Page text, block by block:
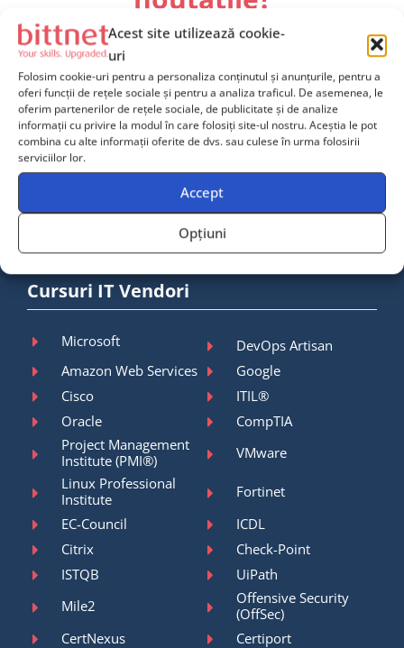
Acest site utilizează cookie-
uri
Folosim cookie-uri pentru a personaliza conținutul și anunțurile, pentru a
oferi funcții de rețele sociale și pentru a analiza traficul. De asemenea, le
oferim partenerilor de rețele sociale, de publicitate și de analize
informații cu privire la modul în care folosiți site-ul nostru. Aceștia le pot
combina cu alte informații oferite de dvs. sau culese în urma folosirii
serviciilor lor.
Accept
Opțiuni
Rămâi cu un pas înaintea evoluției tehnologice!
Abonează-te la newsletterul Bittnet Training
descoperă cele mai recente instrumente și strategii
pentru dezvoltarea abilităților tech și soft. Prin abonarea
la newsletterul nostru, vei primi în premieră informații
despre cele mai noi cursuri și resurse educaționale în
domeniul IT. Începe călătoria ta acum!
Abonează-te la newsletter
Cursuri IT Vendori
Microsoft
DevOps Artisan
Amazon Web Services
Google
Cisco
ITIL®
Oracle
CompTIA
Project Management
Institute (PMI®)
VMware
Linux Professional
Institute
Fortinet
EC-Council
ICDL
Citrix
Check-Point
ISTQB
UiPath
Mile2
Offensive Security
(OffSec)
CertNexus
Certiport